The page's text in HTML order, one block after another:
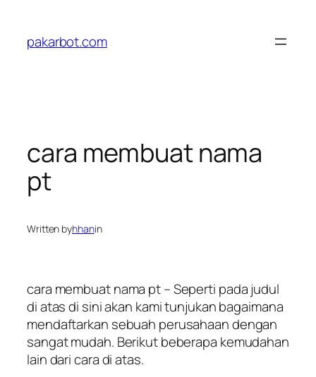
content
pakarbot.com
cara membuat nama
pt
Written byhhanin
cara membuat nama pt – Seperti pada judul
di atas di sini akan kami tunjukan bagaimana
mendaftarkan sebuah perusahaan dengan
sangat mudah. Berikut beberapa kemudahan
lain dari cara di atas.